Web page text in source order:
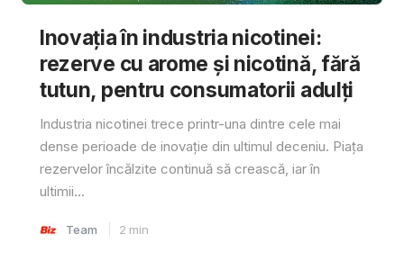
Inovația în industria nicotinei:
rezerve cu arome și nicotină, fără
tutun, pentru consumatorii adulți
Industria nicotinei trece printr-una dintre cele mai
dense perioade de inovație din ultimul deceniu. Piața
rezervelor încălzite continuă să crească, iar în
ultimii...
Team 2 min